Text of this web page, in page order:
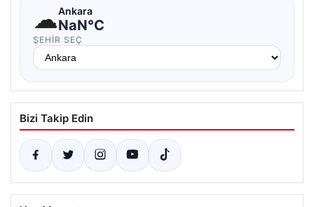
☁Ankara
NaN°C
ŞEHIR SEÇ
Bizi Takip Edin